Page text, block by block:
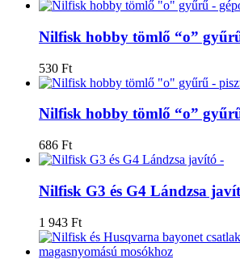
Nilfisk hobby tömlő “o”
530 Ft
Nilfisk hobby tömlő “o”
686 Ft
Nilfisk G3 és G4 Lándzsa
1 943 Ft